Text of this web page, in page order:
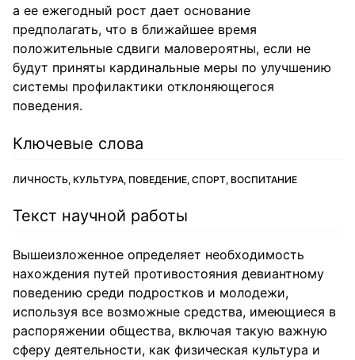
а ее ежегодный рост дает основание
предполагать, что в ближайшее время
положительные сдвиги маловероятны, если не
будут приняты кардинальные меры по улучшению
системы профилактики отклоняющегося
поведения.
Ключевые слова
ЛИЧНОСТЬ, КУЛЬТУРА, ПОВЕДЕНИЕ, СПОРТ, ВОСПИТАНИЕ
Текст научной работы
Вышеизложенное определяет необходимость
нахождения путей противостояния девиантному
поведению среди подростков и молодежи,
используя все возможные средства, имеющиеся в
распоряжении общества, включая такую важную
сферу деятельности, как физическая культура и